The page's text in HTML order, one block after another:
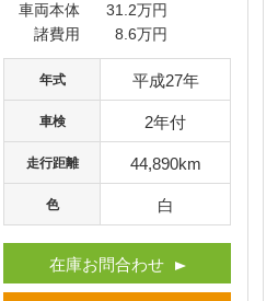
車両本体
31.2万円
諸費用
8.6万円
年式 平成27年
車検 2年付
走行距離 44,890km
色 白
在庫お問合わせ